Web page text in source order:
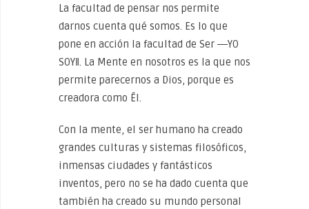
La facultad de pensar nos permite
darnos cuenta qué somos. Es lo que
pone en acción la facultad de Ser ―YO
SOY‖. La Mente en nosotros es la que nos
permite parecernos a Dios, porque es
creadora como Él.
Con la mente, el ser humano ha creado
grandes culturas y sistemas filosóficos,
inmensas ciudades y fantásticos
inventos, pero no se ha dado cuenta que
también ha creado su mundo personal